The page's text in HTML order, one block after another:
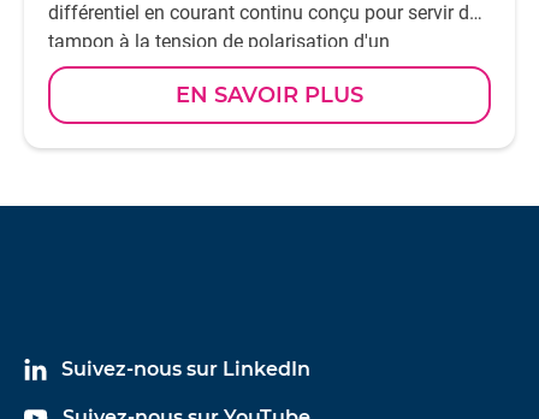
différentiel en courant continu conçu pour servir de
tampon à la tension de polarisation d'un
microphone à haute impédance, permettant ainsi de
mesurer cette tension à l'aide d'un voltmètre courant
continu standard.
EN SAVOIR PLUS
Suivez-nous sur LinkedIn